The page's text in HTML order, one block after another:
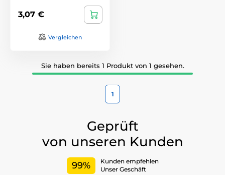
3,07 €
Vergleichen
Sie haben bereits 1 Produkt von 1 gesehen.
1
Geprüft
von unseren Kunden
99%
Kunden empfehlen
Unser Geschäft